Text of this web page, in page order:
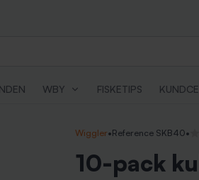
WBY FISKETIPS
Wiggler•Reference SKB40•
10-pack